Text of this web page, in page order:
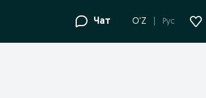
Чат O'Z Рус